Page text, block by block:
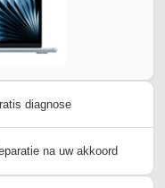
diagnose
na uw akkoord